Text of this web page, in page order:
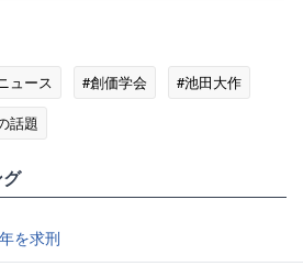
ュース #創価学会
#池田大作
話題
を求刑